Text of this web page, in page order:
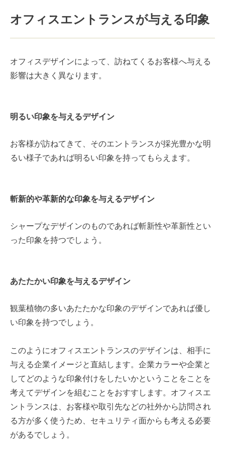
オフィスエントランスが与える印象
オフィスデザインによって、訪ねてくるお客様へ与える
影響は大きく異なります。
明るい印象を与えるデザイン
お客様が訪ねてきて、そのエントランスが採光豊かな明
るい様子であれば明るい印象を持ってもらえます。
斬新的や革新的な印象を与えるデザイン
シャープなデザインのものであれば斬新性や革新性とい
った印象を持つでしょう。
あたたかい印象を与えるデザイン
観葉植物の多いあたたかな印象のデザインであれば優し
い印象を持つでしょう。
このようにオフィスエントランスのデザインは、相手に
与える企業イメージと直結します。企業カラーや企業と
してどのような印象付けをしたいかということをことを
考えてデザインを組むことをおすすします。 オフィスエ
ントランスは、お客様や取引先などの社外から訪問され
る方が多く使うため、セキュリティ面からも考える必要
があるでしょう。